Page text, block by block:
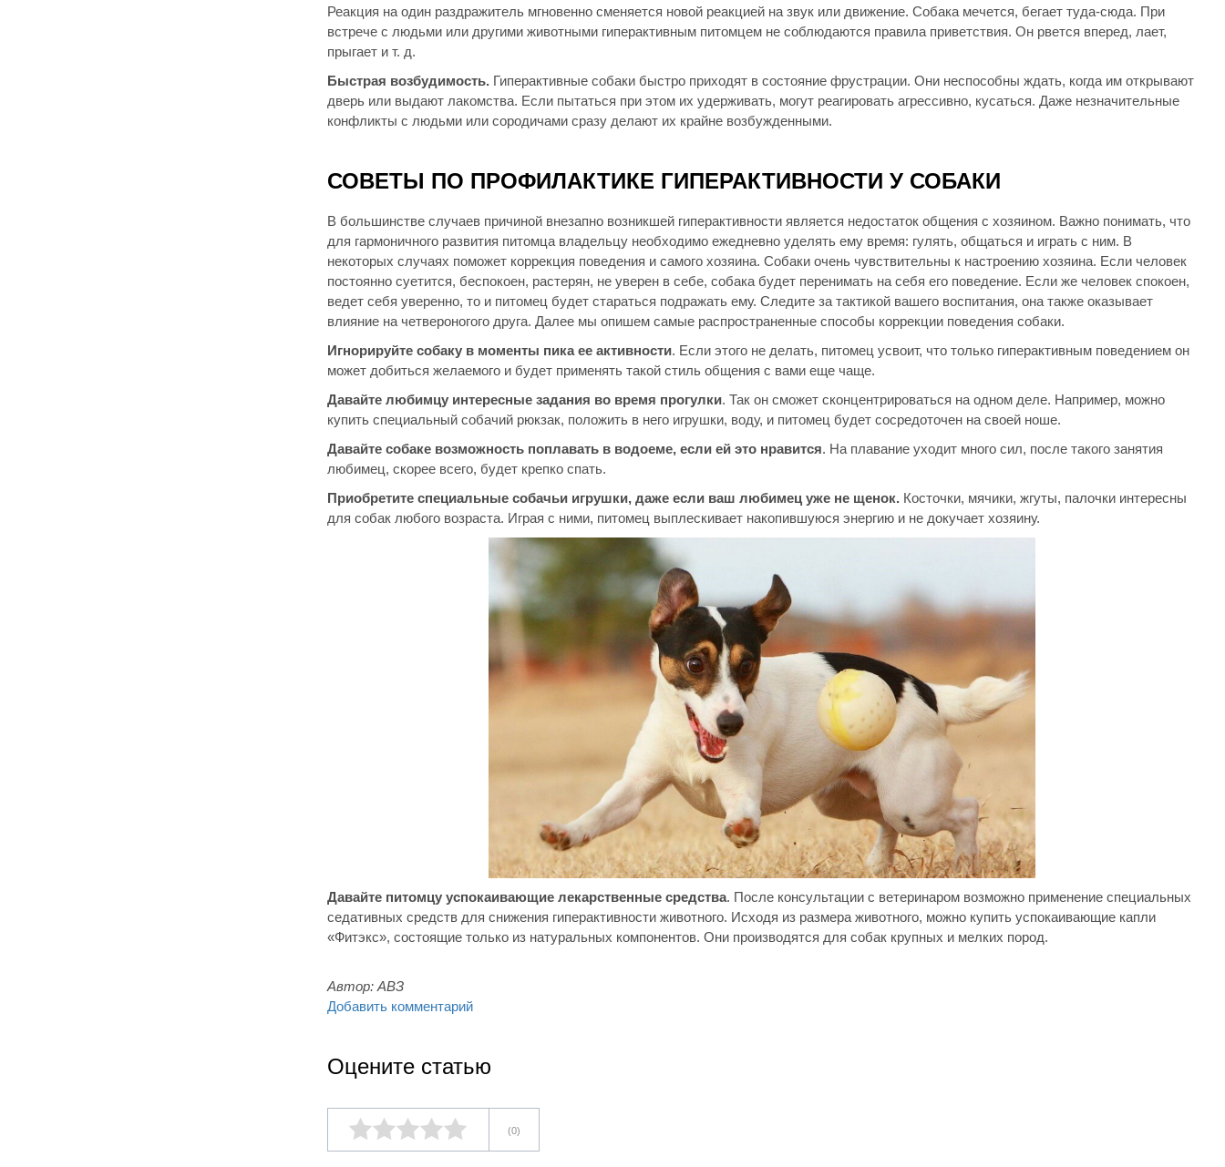
Реакция на один раздражитель мгновенно сменяется новой реакцией на звук или движение. Собака мечется, бегает туда-сюда. При
встрече с людьми или другими животными гиперактивным питомцем не соблюдаются правила приветствия. Он рвется вперед, лает,
прыгает и т. д.
Быстрая возбудимость. Гиперактивные собаки быстро приходят в состояние фрустрации. Они неспособны ждать, когда им открывают
дверь или выдают лакомства. Если пытаться при этом их удерживать, могут реагировать агрессивно, кусаться. Даже незначительные
конфликты с людьми или сородичами сразу делают их крайне возбужденными.
СОВЕТЫ ПО ПРОФИЛАКТИКЕ ГИПЕРАКТИВНОСТИ У СОБАКИ
В большинстве случаев причиной внезапно возникшей гиперактивности является недостаток общения с хозяином. Важно понимать, что
для гармоничного развития питомца владельцу необходимо ежедневно уделять ему время: гулять, общаться и играть с ним. В
некоторых случаях поможет коррекция поведения и самого хозяина. Собаки очень чувствительны к настроению хозяина. Если человек
постоянно суетится, беспокоен, растерян, не уверен в себе, собака будет перенимать на себя его поведение. Если же человек спокоен,
ведет себя уверенно, то и питомец будет стараться подражать ему. Следите за тактикой вашего воспитания, она также оказывает
влияние на четвероногого друга. Далее мы опишем самые распространенные способы коррекции поведения собаки.
Игнорируйте собаку в моменты пика ее активности. Если этого не делать, питомец усвоит, что только гиперактивным поведением он
может добиться желаемого и будет применять такой стиль общения с вами еще чаще.
Давайте любимцу интересные задания во время прогулки. Так он сможет сконцентрироваться на одном деле. Например, можно
купить специальный собачий рюкзак, положить в него игрушки, воду, и питомец будет сосредоточен на своей ноше.
Давайте собаке возможность поплавать в водоеме, если ей это нравится. На плавание уходит много сил, после такого занятия
любимец, скорее всего, будет крепко спать.
Приобретите специальные собачьи игрушки, даже если ваш любимец уже не щенок. Косточки, мячики, жгуты, палочки интересны
для собак любого возраста. Играя с ними, питомец выплескивает накопившуюся энергию и не докучает хозяину.
Давайте питомцу успокаивающие лекарственные средства. После консультации с ветеринаром возможно применение специальных
седативных средств для снижения гиперактивности животного. Исходя из размера животного, можно купить успокаивающие капли
«Фитэкс», состоящие только из натуральных компонентов. Они производятся для собак крупных и мелких пород.
Автор: АВЗ
Добавить комментарий
Оцените статью
(0)